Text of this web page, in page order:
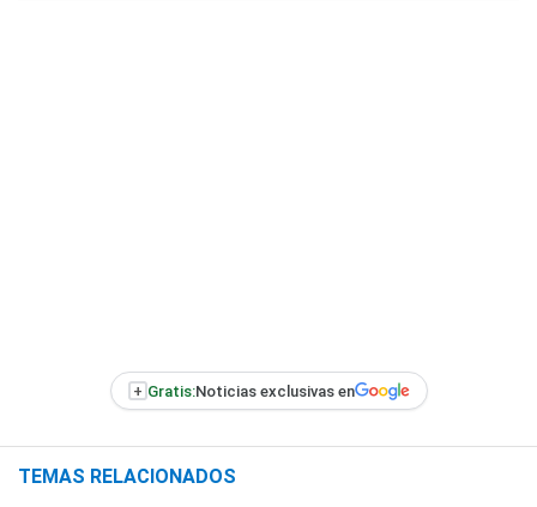
+ Gratis:Noticias exclusivas en
TEMAS RELACIONADOS